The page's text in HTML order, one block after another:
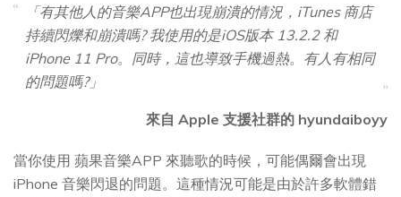
「有其他人的音樂APP也出現崩潰的情況，iTunes 商店
持續閃爍和崩潰嗎? 我使用的是iOS版本 13.2.2 和
iPhone 11 Pro。同時，這也導致手機過熱。有人有相同
的問題嗎?」
來自 Apple 支援社群的 hyundaiboyy
當你使用 蘋果音樂APP 來聽歌的時候，可能偶爾會出現
iPhone 音樂閃退的問題。這種情況可能是由於許多軟體錯